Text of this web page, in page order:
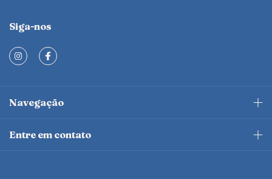
Siga-nos
Navegação
Entre em contato